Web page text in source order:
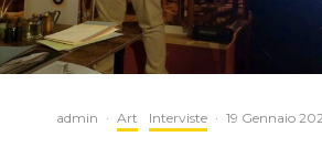
admin · Art Interviste · 19 Gennaio